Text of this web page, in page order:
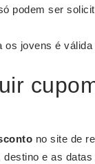
podem ser
os jovens é
no site de
e as